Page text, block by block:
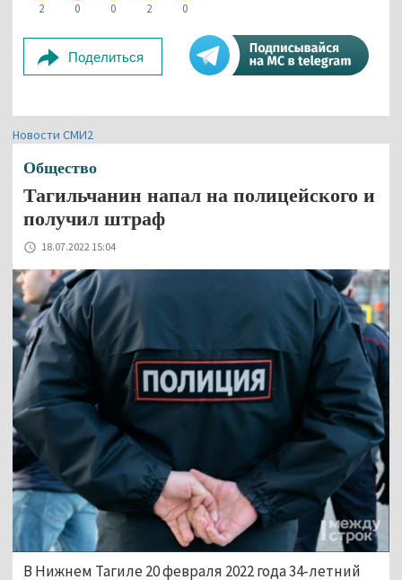
2 0 0 2 0
Поделиться
Новости СМИ2
Общество
Тагильчанин напал на полицейского и
получил штраф
18.07.2022 15:04
В Нижнем Тагиле 20 февраля 2022 года 34-летний